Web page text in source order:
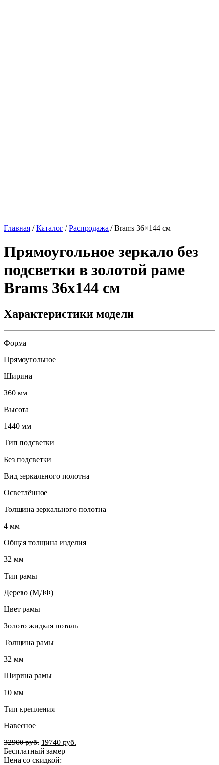
Главная /Каталог /Распродажа /Brams 36×144 см
Прямоугольное зеркало без
подсветки в золотой раме
Brams 36x144 см
Характеристики модели
Форма
Прямоугольное
Ширина
360 мм
Высота
1440 мм
Тип подсветки
Без подсветки
Вид зеркального полотна
Осветлённое
Толщина зеркального полотна
4 мм
Общая толщина изделия
32 мм
Тип рамы
Дерево (МДФ)
Цвет рамы
Золото жидкая поталь
Толщина рамы
32 мм
Ширина рамы
10 мм
Тип крепления
Навесное
32900руб. 19740 руб.
Бесплатный замер
Цена со скидкой: